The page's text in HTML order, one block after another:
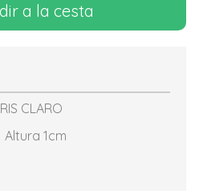
a la cesta
CLARO
1cm